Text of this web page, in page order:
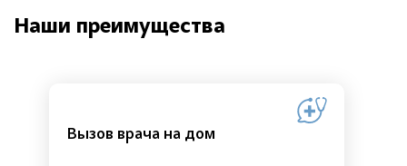
Наши преимущества
Вызов врача на дом